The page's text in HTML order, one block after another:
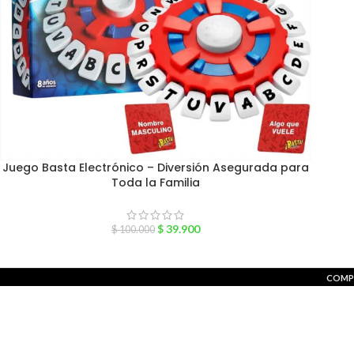
Juego Basta Electrónico – Diversión Asegurada para
Toda la Familia
$100.000 $39.900